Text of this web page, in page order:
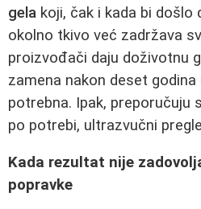
gela koji, čak i kada bi došlo
okolno tkivo već zadržava
proizvođači daju doživotnu
zamena nakon deset godina
potrebna. Ipak, preporučuju
po potrebi, ultrazvučni
Kada rezultat nije
popravke